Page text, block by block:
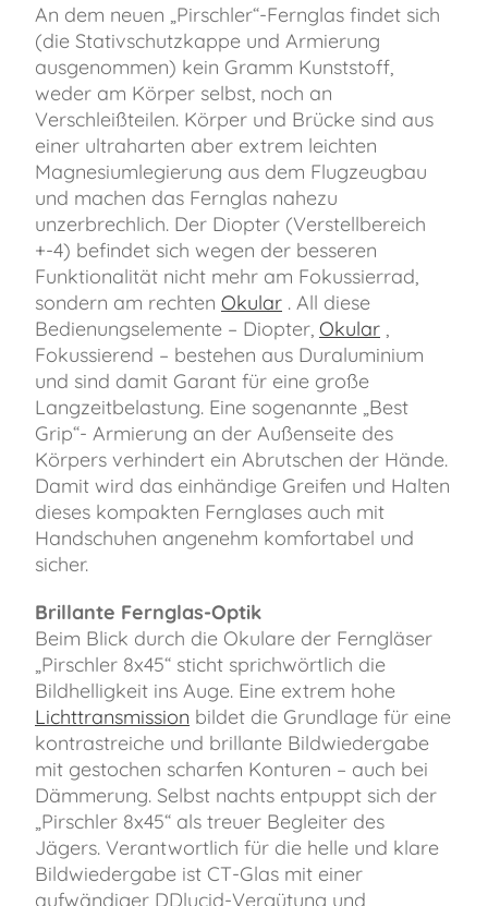
An dem neuen „Pirschler“-Fernglas findet sich
(die Stativschutzkappe und Armierung
ausgenommen) kein Gramm Kunststoff,
weder am Körper selbst, noch an
Verschleißteilen. Körper und Brücke sind aus
einer ultraharten aber extrem leichten
Magnesiumlegierung aus dem Flugzeugbau
und machen das Fernglas nahezu
unzerbrechlich. Der Diopter (Verstellbereich
+-4) befindet sich wegen der besseren
Funktionalität nicht mehr am Fokussierrad,
sondern am rechten Okular . All diese
Bedienungselemente – Diopter, Okular
Fokussierend – bestehen aus Duraluminium
und sind damit Garant für eine große
Langzeitbelastung. Eine sogenannte „Best
Grip“- Armierung an der Außenseite des
Körpers verhindert ein Abrutschen der Hände.
Damit wird das einhändige Greifen und Halten
dieses kompakten Fernglases auch mit
Handschuhen angenehm komfortabel und
sicher.
Brillante Fernglas-Optik
Beim Blick durch die Okulare der Ferngläser
„Pirschler 8x45“ sticht sprichwörtlich die
Bildhelligkeit ins Auge. Eine extrem hohe
Lichttransmission bildet die Grundlage für eine
kontrastreiche und brillante Bildwiedergabe
mit gestochen scharfen Konturen – auch bei
Dämmerung. Selbst nachts entpuppt sich der
„Pirschler 8x45“ als treuer Begleiter des
Jägers. Verantwortlich für die helle und klare
Bildwiedergabe ist CT-Glas mit einer
aufwändiger DDlucid-Vergütung und